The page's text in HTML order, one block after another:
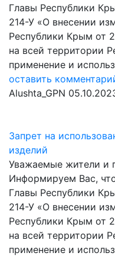
Главы Республики
214-У «О внесении
Республики Крым от
на всей территории
применение и
оставить
Alushta_GPN
Запрет на
изделий
Уважаемые жители и
Информируем Вас,
Главы Республики
214-У «О внесении
Республики Крым от
на всей территории
применение и